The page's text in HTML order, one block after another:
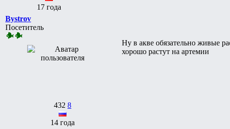
17 года
Bystrov
Посетитель
432 8
14 года
Ну в акве обязательно живые
хорошо растут на артемии